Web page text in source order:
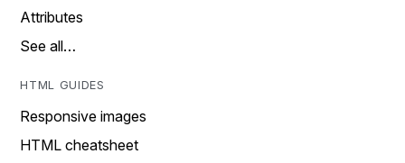
Attributes
See all…
HTML GUIDES
Responsive images
HTML cheatsheet